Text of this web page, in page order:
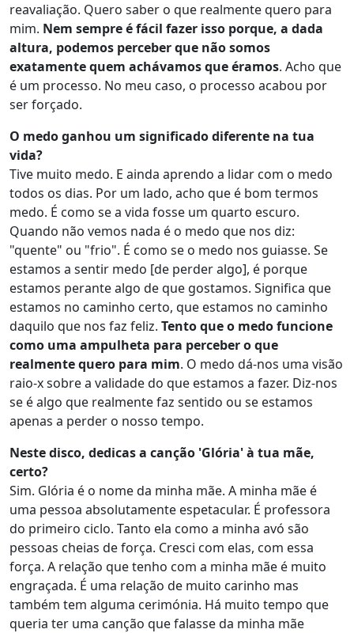
reavaliação. Quero saber o que realmente quero para
mim. Nem sempre é fácil fazer isso porque, a dada
altura, podemos perceber que não somos
exatamente quem achávamos que éramos. Acho que
é um processo. No meu caso, o processo acabou por
ser forçado.
O medo ganhou um significado diferente na tua
vida?
Tive muito medo. E ainda aprendo a lidar com o medo
todos os dias. Por um lado, acho que é bom termos
medo. É como se a vida fosse um quarto escuro.
Quando não vemos nada é o medo que nos diz:
"quente" ou "frio". É como se o medo nos guiasse. Se
estamos a sentir medo [de perder algo], é porque
estamos perante algo de que gostamos. Significa que
estamos no caminho certo, que estamos no caminho
daquilo que nos faz feliz. Tento que o medo funcione
como uma ampulheta para perceber o que
realmente quero para mim. O medo dá-nos uma visão
raio-x sobre a validade do que estamos a fazer. Diz-nos
se é algo que realmente faz sentido ou se estamos
apenas a perder o nosso tempo.
Neste disco, dedicas a canção 'Glória' à tua mãe,
certo?
Sim. Glória é o nome da minha mãe. A minha mãe é
uma pessoa absolutamente espetacular. É professora
do primeiro ciclo. Tanto ela como a minha avó são
pessoas cheias de força. Cresci com elas, com essa
força. A relação que tenho com a minha mãe é muito
engraçada. É uma relação de muito carinho mas
também tem alguma cerimónia. Há muito tempo que
queria ter uma canção que falasse da minha mãe